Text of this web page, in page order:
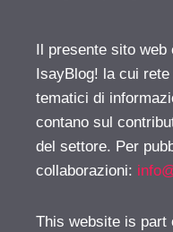
Il presente sito web
IsayBlog! la cui
tematici di
contano sul
del settore. Per
collaborazioni:
This website is part